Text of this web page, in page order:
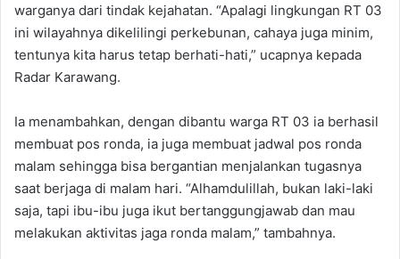
warganya dari tindak kejahatan. “Apalagi lingkungan RT 03
ini wilayahnya dikelilingi perkebunan, cahaya juga minim,
tentunya kita harus tetap berhati-hati,” ucapnya kepada
Radar Karawang.
Ia menambahkan, dengan dibantu warga RT 03 ia berhasil
membuat pos ronda, ia juga membuat jadwal pos ronda
malam sehingga bisa bergantian menjalankan tugasnya
saat berjaga di malam hari. “Alhamdulillah, bukan laki-laki
saja, tapi ibu-ibu juga ikut bertanggungjawab dan mau
melakukan aktivitas jaga ronda malam,” tambahnya.